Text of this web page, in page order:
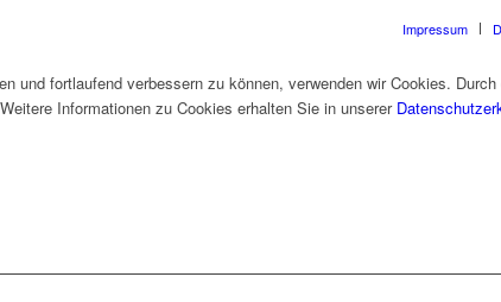
Impressum
und fortlaufend verbessern zu können, verwenden wir Cookies.
Informationen zu Cookies erhalten Sie in unserer